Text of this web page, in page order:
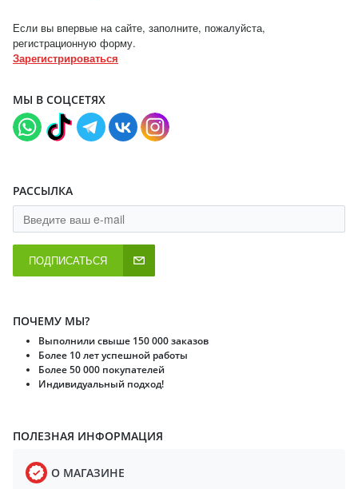
Если вы впервые на сайте, заполните, пожалуйста,
регистрационную форму.
Зарегистрироваться
МЫ В СОЦСЕТЯХ
РАССЫЛКА
ПОДПИСАТЬСЯ
ПОЧЕМУ МЫ?
Выполнили свыше 150 000 заказов
Более 10 лет успешной работы
Более 50 000 покупателей
Индивидуальный подход!
ПОЛЕЗНАЯ ИНФОРМАЦИЯ
О МАГАЗИНЕ